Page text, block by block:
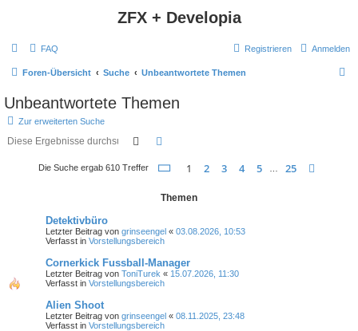
ZFX + Developia
FAQ Anmelden
Registrieren
Foren-Übersicht Suche Unbeantwortete Themen
Unbeantwortete Themen
Zur erweiterten Suche
Suche
Die Suche ergab 610 Treffer Seite 1von 25
1 2 3 4 5 25
Themen
Detektivbüro
Letzter Beitrag von grinseengel « 03.08.2026, 10:53
Verfasst in Vorstellungsbereich
Cornerkick Fussball-Manager
Letzter Beitrag von ToniTurek « 15.07.2026, 11:30
Verfasst in Vorstellungsbereich
Alien Shoot
Letzter Beitrag von grinseengel « 08.11.2025, 23:48
Verfasst in Vorstellungsbereich